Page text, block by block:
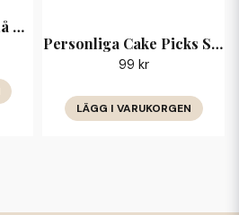
Cake Picks Student Blå Blommor Grattis
Personliga Cake Picks Student Blå Blommor med Namn
99 kr
LÄGG I VARUKORGEN